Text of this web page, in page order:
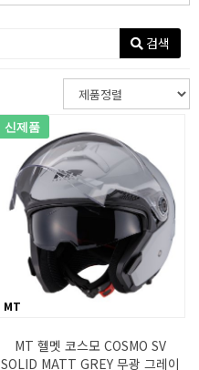
검색
신제품
MT
MT 헬멧 코스모 COSMO SV
SOLID MATT GREY 무광 그레이